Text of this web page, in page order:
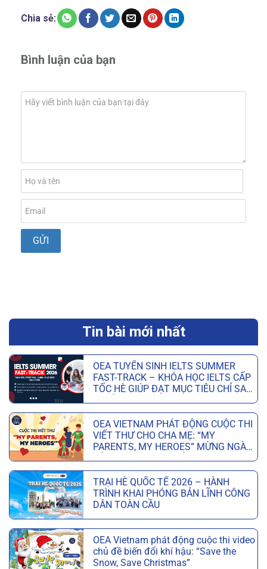
Chia sẻ:
Bình luận của bạn
Tin bài mới nhất
OEA TUYỂN SINH IELTS SUMMER
FAST-TRACK – KHÓA HỌC IELTS CẤP
TỐC HÈ GIÚP ĐẠT MỤC TIÊU CHỈ SAU
6 TUẦN
OEA VIETNAM PHÁT ĐỘNG CUỘC THI
VIẾT THƯ CHO CHA MẸ: “MY
PARENTS, MY HEROES” MỪNG NGÀY
CỦA CHA VÀ NGÀY CỦA MẸ
TRẠI HÈ QUỐC TẾ 2026 – HÀNH
TRÌNH KHAI PHÓNG BẢN LĨNH CÔNG
DÂN TOÀN CẦU
OEA Vietnam phát động cuộc thi video
chủ đề biến đổi khí hậu: “Save the
Snow, Save Christmas”